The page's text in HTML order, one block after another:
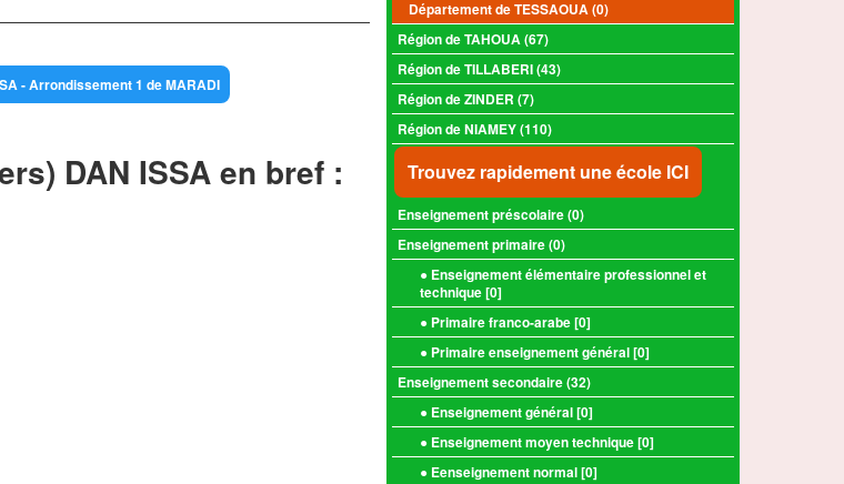
- Arrondissement 1 de MARADI
DAN ISSA en bref :
Département de TESSAOUA (0)
Région de TAHOUA (67)
Région de TILLABERI (43)
Région de ZINDER (7)
Région de NIAMEY (110)
Trouvez rapidement une école ICI
Enseignement préscolaire (0)
Enseignement primaire (0)
● Enseignement élémentaire professionnel et
technique [0]
● Primaire franco-arabe [0]
● Primaire enseignement général [0]
Enseignement secondaire (32)
● Enseignement général [0]
● Enseignement moyen technique [0]
● Eenseignement normal [0]